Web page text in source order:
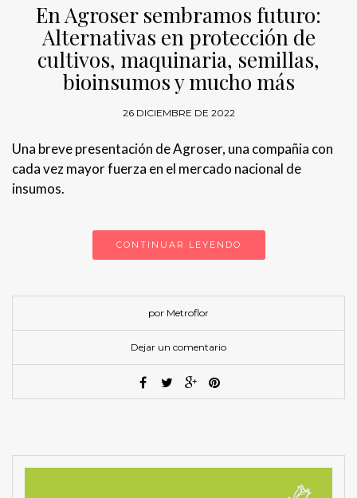
En Agroser sembramos futuro:
Alternativas en protección de
cultivos, maquinaria, semillas,
bioinsumos y mucho más
26 DICIEMBRE DE 2022
Una breve presentación de Agroser, una compañia con
cada vez mayor fuerza en el mercado nacional de
insumos.
CONTINUAR LEYENDO
por Metroflor
Dejar un comentario